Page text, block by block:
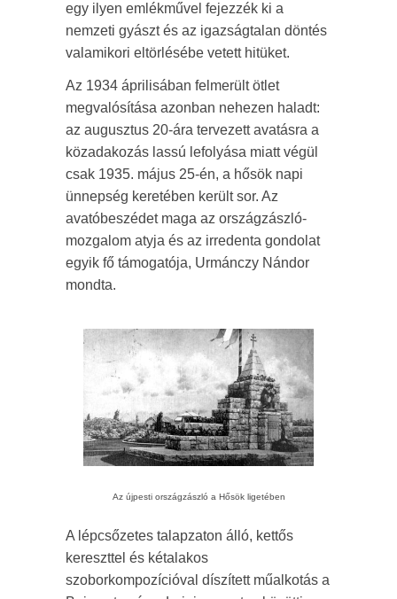
egy ilyen emlékművel fejezzék ki a
nemzeti gyászt és az igazságtalan döntés
valamikori eltörlésébe vetett hitüket.
Az 1934 áprilisában felmerült ötlet
megvalósítása azonban nehezen haladt:
az augusztus 20-ára tervezett avatásra a
közadakozás lassú lefolyása miatt végül
csak 1935. május 25-én, a hősök napi
ünnepség keretében került sor. Az
avatóbeszédet maga az országzászló-
mozgalom atyja és az irredenta gondolat
egyik fő támogatója, Urmánczy Nándor
mondta.
Az újpesti országzászló a Hősök ligetében
A lépcsőzetes talapzaton álló, kettős
kereszttel és kétalakos
szoborkompozícióval díszített műalkotás a